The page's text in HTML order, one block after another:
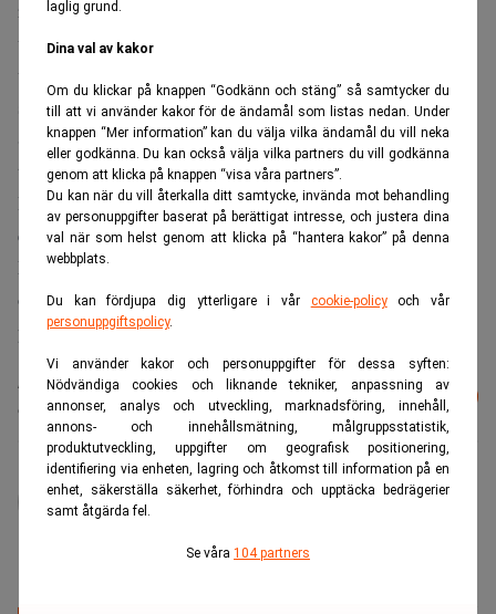
laglig grund.
Dina val av kakor
Om du klickar på knappen “Godkänn och stäng” så samtycker du
till att vi använder kakor för de ändamål som listas nedan. Under
knappen “Mer information” kan du välja vilka ändamål du vill neka
eller godkänna. Du kan också välja vilka partners du vill godkänna
genom att klicka på knappen “visa våra partners”.
Du kan när du vill återkalla ditt samtycke, invända mot behandling
av personuppgifter baserat på berättigat intresse, och justera dina
val när som helst genom att klicka på “hantera kakor” på denna
webbplats.
Du kan fördjupa dig ytterligare i vår cookie-policyoch vår
personuppgiftspolicy.
Vi använder kakor och personuppgifter för dessa syften:
Nödvändiga cookies och liknande tekniker, anpassning av
annonser, analys och utveckling, marknadsföring, innehåll,
annons- och innehållsmätning, målgruppsstatistik,
produktutveckling, uppgifter om geografisk positionering,
identifiering via enheten, lagring och åtkomst till information på en
enhet, säkerställa säkerhet, förhindra och upptäcka bedrägerier
samt åtgärda fel.
Se våra 104 partners
repa sig och stannade på plus 0,7 procent. Men
webbvaruhusets nedskruvade försäljnings- och
vinstprognoser för julperioden förvärrade oron för hur det
ska gå för konsumentinriktade företag.
Stigande arbetslöshetssiffror förstärkte bilden av att dystra
tider väntar.
Industri- och teknikföretag, som ses som särskilt sårbara i
en ekonomi i nedförsbacke, tog stryk under torsdagen.
Maskintillverkaren Caterpillars aktie tappade 3,2 procent
och datortillverkaren Hewlett Packards aktie föll med 5,9
procent.
Läs mer från Realtid - vårt nyhetsbrev
är kostnadsfritt:
Prenumerera
administrator